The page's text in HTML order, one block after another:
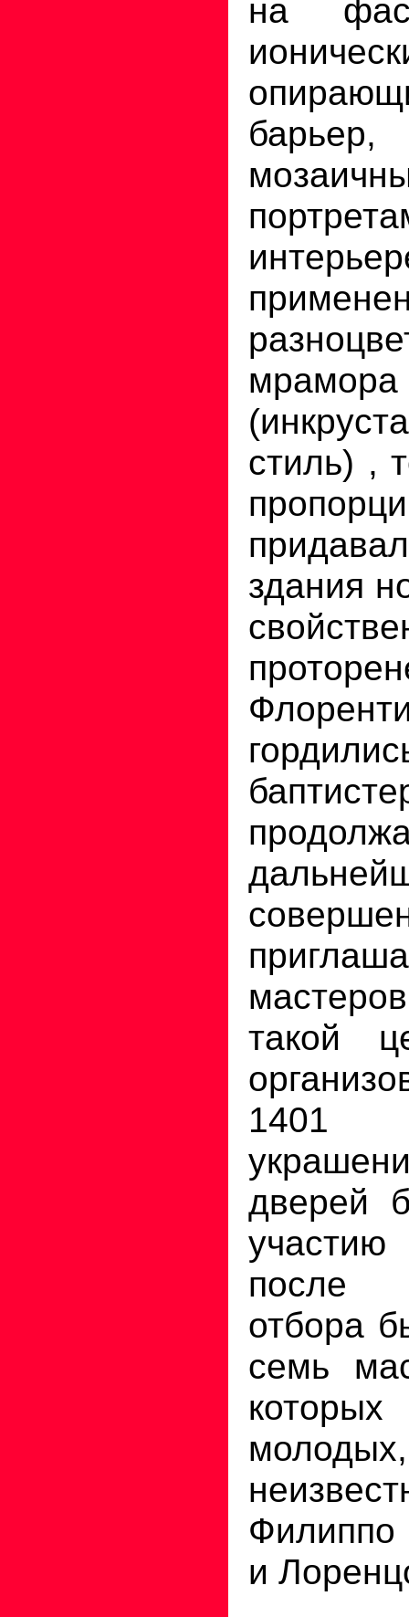
на
мрамора
стиль) ,
здания
такой
1401
дверей
после
отбора
семь
и